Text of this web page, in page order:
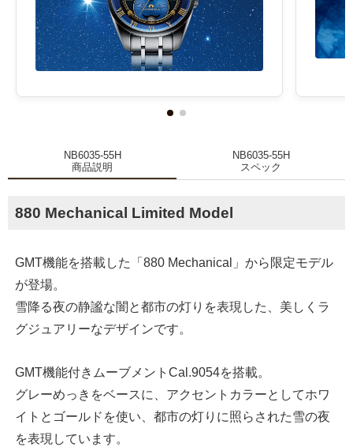
NB6035-55H
商品説明
NB6035-55H
スペック
880 Mechanical Limited Model
GMT機能を搭載した「880 Mechanical」から限定モデル
が登場。
雪降る夜の静謐な闇と都市の灯りを表現した、美しくラ
グジュアリーなデザインです。
GMT機能付きムーブメントCal.9054を搭載。
グレーめっきをベースに、アクセントカラーとしてホワ
イトとゴールドを使い、都市の灯りに照らされた雪の夜
を表現しています。